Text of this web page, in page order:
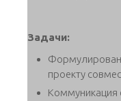
Задачи:
проекту
Коммуникация